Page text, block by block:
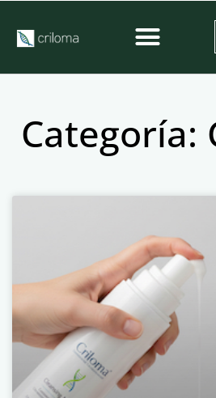
Categoría: